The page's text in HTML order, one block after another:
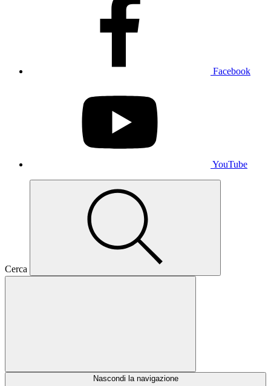
Facebook
YouTube
Cerca
Nascondi la navigazione